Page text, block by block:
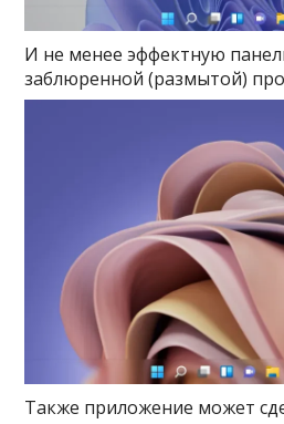
И не менее эффектную
заблюренной (размытой)
Также приложение может